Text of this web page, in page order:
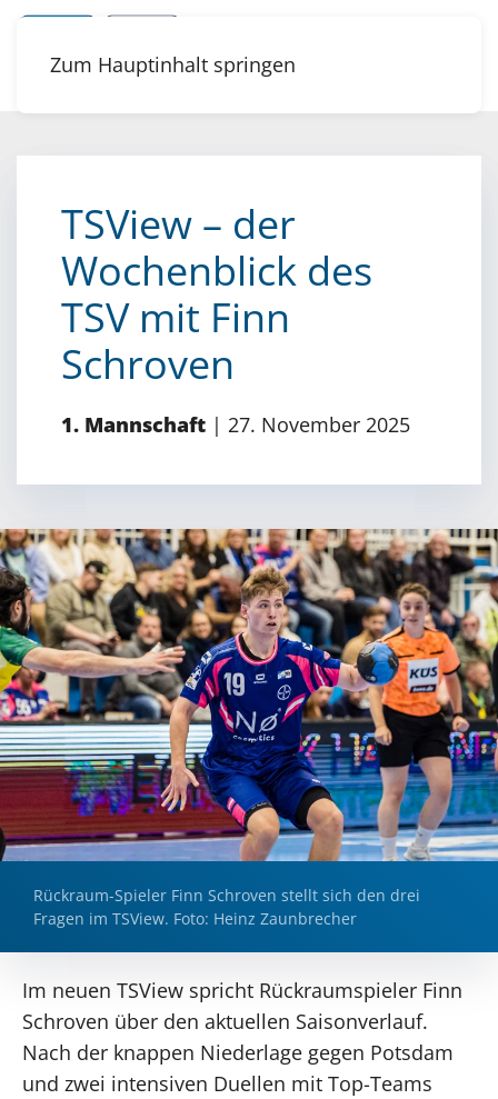
Zum Hauptinhalt springen
TSView – der
Wochenblick des
TSV mit Finn
Schroven
1. Mannschaft | 27. November 2025
Rückraum-Spieler Finn Schroven stellt sich den drei
Fragen im TSView. Foto: Heinz Zaunbrecher
Im neuen TSView spricht Rückraumspieler Finn
Schroven über den aktuellen Saisonverlauf.
Nach der knappen Niederlage gegen Potsdam
und zwei intensiven Duellen mit Top-Teams